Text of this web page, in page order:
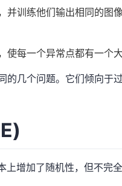
训练他们输出相同的图像
每一个异常点都有一个大
的几个问题。它们倾向于
增加了随机性，但不完全